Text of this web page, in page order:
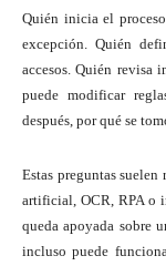
Quién inicia el
excepción. Quién
accesos. Quién revisa
puede modificar
después, por qué se
Estas preguntas
artificial, OCR, RPA o
queda apoyada sobre
incluso puede